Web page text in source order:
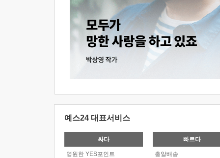
예스24 대표서비스
싸다
영원한 YES포인트
빠르다
총알배송